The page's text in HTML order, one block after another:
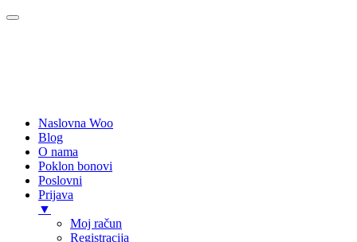
Naslovna Woo
Blog
O nama
Poklon bonovi
Poslovni
Prijava
▼
Moj račun
Registracija